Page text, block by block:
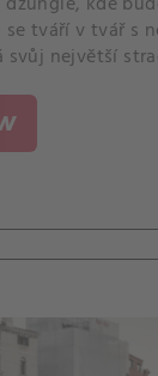
tváří v tvář s
svůj největší